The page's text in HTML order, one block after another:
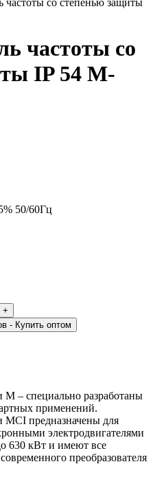
частоты со степенью защиты
частоты со
IP 54 M-
50/60Гц
- Купить оптом
М – специально разработаны
применений.
MCI предназначены для
электродвигателями
630 кВт и имеют все
преобразователя